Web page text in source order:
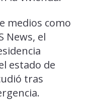
medios como
News, el
estado de
tras